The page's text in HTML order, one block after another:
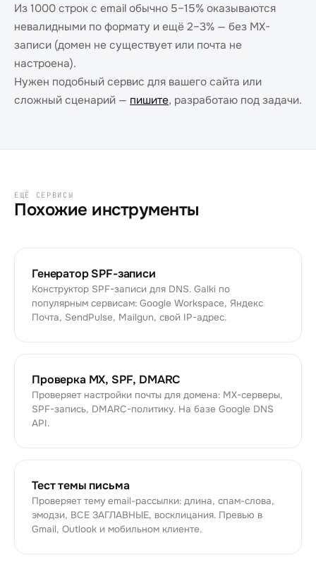
Из 1000 строк с email обычно 5–15% оказываются
невалидными по формату и ещё 2–3% — без MX-
записи (домен не существует или почта не
настроена).
Нужен подобный сервис для вашего сайта или
сложный сценарий — пишите, разработаю под задачи.
ЕЩЁ СЕРВИСЫ
Похожие инструменты
Генератор SPF-записи
Конструктор SPF-записи для DNS. Galki по
популярным сервисам: Google Workspace, Яндекс
Почта, SendPulse, Mailgun, свой IP-адрес.
Проверка MX, SPF, DMARC
Проверяет настройки почты для домена: MX-серверы,
SPF-запись, DMARC-политику. На базе Google DNS
API.
Тест темы письма
Проверяет тему email-рассылки: длина, спам-слова,
эмодзи, ВСЕ ЗАГЛАВНЫЕ, восклицания. Превью в
Gmail, Outlook и мобильном клиенте.